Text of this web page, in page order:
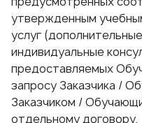
утвержденным
услуг
индивидуальные
предоставляемых
запросу Заказчика /
Заказчиком /
отдельному договору.